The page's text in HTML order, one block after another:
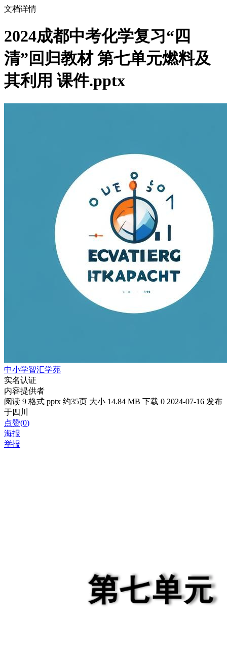
文档详情
2024成都中考化学复习“四
清”回归教材 第七单元燃料及
其利用 课件.pptx
中小学智汇学苑
实名认证
内容提供者
阅读 9 格式 pptx 约35页 大小 14.84 MB 下载 0 2024-07-16 发布
于四川
点赞(0)
海报
举报